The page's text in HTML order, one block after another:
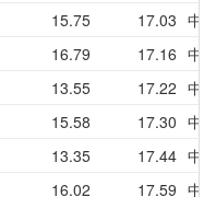
15.75 17.03 中
16.79 17.16 中
13.55 17.22 中
15.58 17.30 中
13.35 17.44 中
16.02 17.59 中